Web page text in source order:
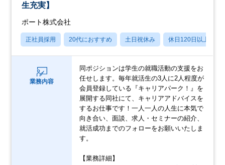
生充実】
ポート株式会社
正社員採用 20代におすすめ 土日祝休み 休日120日以上
業務内容
同ポジションは学生の就職活動の支援をお
任せします。毎年就活生の3人に2人程度が
会員登録している『キャリアパーク！』を
展開する同社にて、キャリアアドバイスを
するお仕事です！一人一人の人生に本気で
向き合い、面談、求人・セミナーの紹介、
就活成功までのフォローをお願いいたしま
す。
【業務詳細】